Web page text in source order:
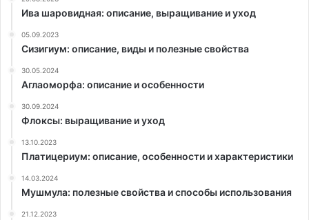
Ива шаровидная: описание, выращивание и уход
05.09.2023
Сизигиум: описание, виды и полезные свойства
30.05.2024
Аглаоморфа: описание и особенности
30.09.2024
Флоксы: выращивание и уход
13.10.2023
Платицериум: описание, особенности и характеристики
14.03.2024
Мушмула: полезные свойства и способы использования
21.12.2023